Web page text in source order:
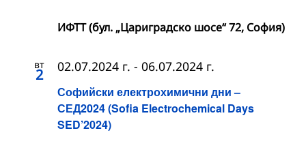
ИФТТ (бул. „Цариградско шосе“ 72, София)
вт
2
Софийски електрохимични дни –
СЕД2024 (Sofia Electrochemical Days
SED’2024)
02.07.2024 г. - 06.07.2024 г.